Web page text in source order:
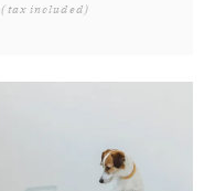
(tax included)